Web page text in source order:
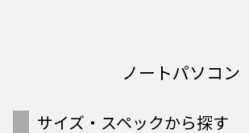
ノートパソコン
サイズ・スペックから探す